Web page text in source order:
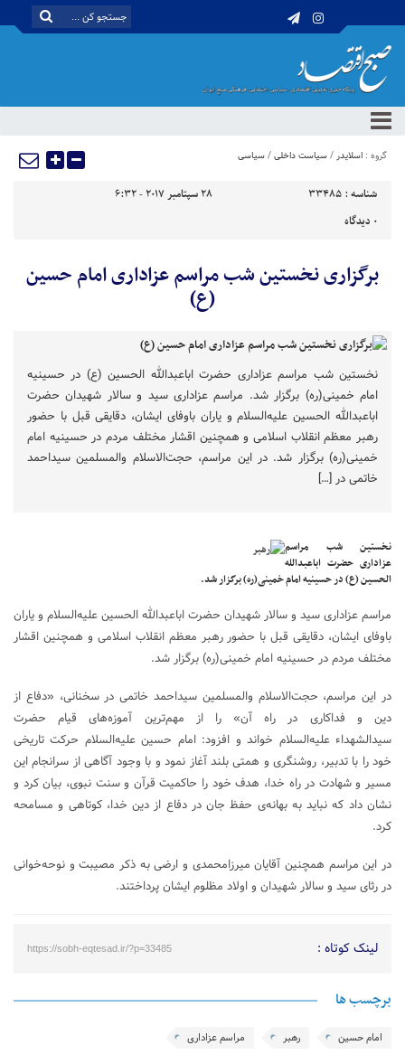
گروه : اسلایدر/سیاست داخلی/سیاسی
شناسه : 33485
28 سپتامبر 2017 - 6:32
0 دیدگاه
برگزاری نخستین شب مراسم عزاداری امام حسین
(ع)
نخستین شب مراسم عزاداری حضرت اباعبدالله الحسین (ع) در حسینیه
امام خمینی(ره) برگزار شد. مراسم عزاداری سید و سالار شهیدان حضرت
اباعبدالله الحسین علیه‌السلام و یاران باوفای ایشان، دقایقی قبل با حضور
رهبر معظم انقلاب اسلامی و همچنین اقشار مختلف مردم در حسینیه امام
خمینی(ره) برگزار شد. در این مراسم، حجت‌الاسلام والمسلمین سیداحمد
خاتمی در […]
نخستین شب مراسم
عزاداری حضرت اباعبدالله
الحسین (ع) در حسینیه امام خمینی(ره) برگزار شد.
مراسم عزاداری سید و سالار شهیدان حضرت اباعبدالله الحسین علیه‌السلام و یاران
باوفای ایشان، دقایقی قبل با حضور رهبر معظم انقلاب اسلامی و همچنین اقشار
مختلف مردم در حسینیه امام خمینی(ره) برگزار شد.
در این مراسم، حجت‌الاسلام والمسلمین سیداحمد خاتمی در سخنانی، «دفاع از
دین و فداکاری در راه آن» را از مهم‌ترین آموزه‌های قیام حضرت
سیدالشهداء علیه‌السلام خواند و افزود: امام حسین علیه‌السلام حرکت تاریخی
خود را با تدبیر، روشنگری و همتی بلند آغاز نمود و با وجود آگاهی از سرانجام این
مسیر و شهادت در راه خدا، هدف خود را حاکمیت قرآن و سنت نبوی، بیان کرد و
نشان داد که نباید به بهانه‌ی حفظ جان در دفاع از دین خدا، کوتاهی و مسامحه
کرد.
در این مراسم همچنین آقایان میرزامحمدی و ارضی به ذکر مصیبت و نوحه‌خوانی
در رثای سید و سالار شهیدان و اولاد مظلوم ایشان پرداختند.
لینک کوتاه : https://sobh-eqtesad.ir/?p=33485
برچسب ها
امام حسین رهبر مراسم عزاداری